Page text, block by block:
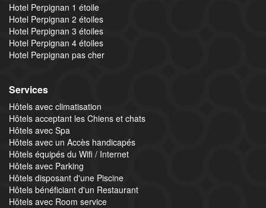
Hotel Perpignan 1 étoile
Hotel Perpignan 2 étoiles
Hotel Perpignan 3 étoiles
Hotel Perpignan 4 étoiles
Hotel Perpignan pas cher
Services
Hôtels avec climatisation
Hôtels acceptant les Chiens et chats
Hôtels avec Spa
Hôtels avec un Accès handicapés
Hôtels équipés du Wifi / Internet
Hôtels avec Parking
Hôtels disposant d'une Piscine
Hôtels bénéficiant d'un Restaurant
Hôtels avec Room service